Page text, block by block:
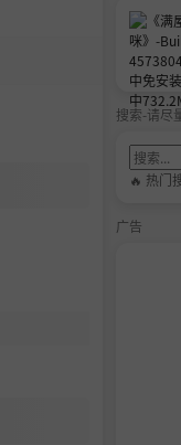
搜索-请尽
🔥 热门
广告